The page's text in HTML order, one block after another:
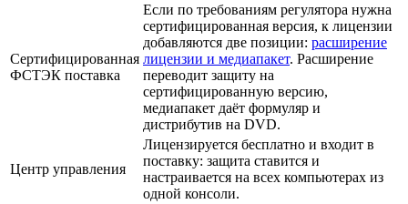
Сертифицированная
ФСТЭК поставка
Если по требованиям регулятора нужна
сертифицированная версия, к лицензии
добавляются две позиции: расширение
лицензии и медиапакет. Расширение
переводит защиту на
сертифицированную версию,
медиапакет даёт формуляр и
дистрибутив на DVD.
Центр управления
Лицензируется бесплатно и входит в
поставку: защита ставится и
настраивается на всех компьютерах из
одной консоли.